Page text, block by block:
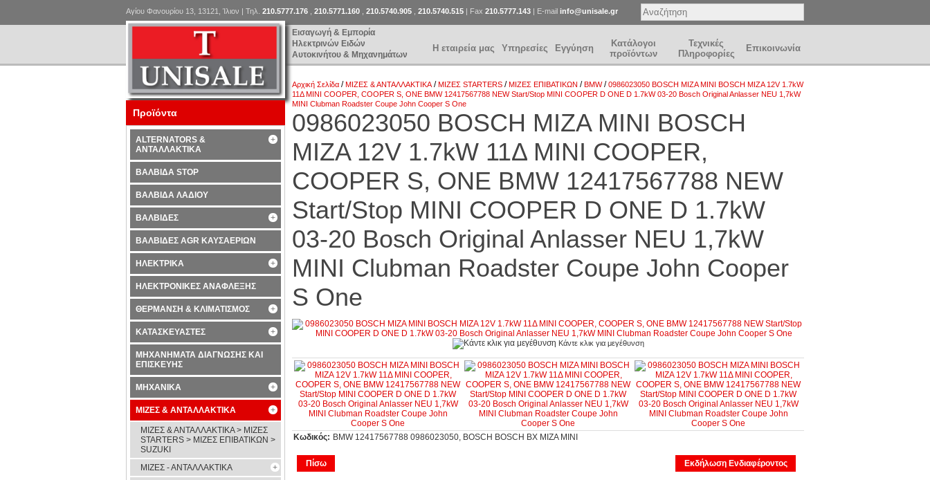
Εισαγωγή & Εμπορία
Ηλεκτρινών Ειδών
Αυτοκινήτου & Μηχανημάτων
Αγίου Φανουρίου 13, 13121, Ίλιον | Τηλ. 210.5777.176 210.5771.160 210.5740.905 210.5740.515 | Fax 210.5777.143 | E-mail info@unisale.gr
Η εταιρεία μας Υπηρεσίες Εγγύηση
Κατάλογοι
προϊόντων
Τεχνικές
Πληροφορίες
Επικοινωνία
Αρχική Σελίδα /ΜΙΖΕΣ & ΑΝΤΑΛΛΑΚΤΙΚΑ/ΜΙΖΕΣ STARTERS /ΜΙΖΕΣ ΕΠΙΒΑΤΙΚΩΝ /BMW/0986023050 BOSCH ΜΙΖΑ MINI BOSCH ΜΙΖΑ 12V 1.7kW
11Δ MINI COOPER, COOPER S, ONE BMW 12417567788 NEW Start/Stop MINI COOPER D ONE D 1.7kW 03-20 Bosch Original Anlasser NEU 1,7kW
MINI Clubman Roadster Coupe John Cooper S One
0986023050 BOSCH ΜΙΖΑ MINI BOSCH
ΜΙΖΑ 12V 1.7kW 11Δ MINI COOPER,
COOPER S, ONE BMW 12417567788 NEW
Start/Stop MINI COOPER D ONE D 1.7kW
03-20 Bosch Original Anlasser NEU 1,7kW
MINI Clubman Roadster Coupe John Cooper
S One
Κάντε κλικ για μεγέθυνση
Κωδικός: BMW 12417567788 0986023050, BOSCH BOSCH BX ΜΙΖΑ MINI
Πίσω Εκδήλωση Ενδιαφέροντος
Προϊόντα
ALTERNATORS &
ΑΝΤΑΛΛΑΚΤΙΚΑ
ΒΑΛΒΙΔΑ STOP
ΒΑΛΒΙΔΑ ΛΑΔΙΟΥ
ΒΑΛΒΙΔΕΣ
ΒΑΛΒΙΔΕΣ AGR ΚΑΥΣΑΕΡΙΩΝ
ΗΛΕΚΤΡΙΚΑ
ΗΛΕΚΤΡΟΝΙΚΕΣ ΑΝΑΦΛΕΞΗΣ
ΘΕΡΜΑΝΣΗ & ΚΛΙΜΑΤΙΣΜΟΣ
ΚΑΤΑΣΚΕΥΑΣΤΕΣ
ΜΗΧΑΝΗΜΑΤΑ ΔΙΑΓΝΩΣΗΣ ΚΑΙ
ΕΠΙΣΚΕΥΗΣ
ΜΗΧΑΝΙΚΑ
ΜΙΖΕΣ & ΑΝΤΑΛΛΑΚΤΙΚΑ
ΜΙΖΕΣ & ΑΝΤΑΛΛΑΚΤΙΚΑ > ΜΙΖΕΣ
STARTERS > ΜΙΖΕΣ ΕΠΙΒΑΤΙΚΩΝ >
SUZUKI
ΜΙΖΕΣ - ΑΝΤΑΛΛΑΚΤΙΚΑ